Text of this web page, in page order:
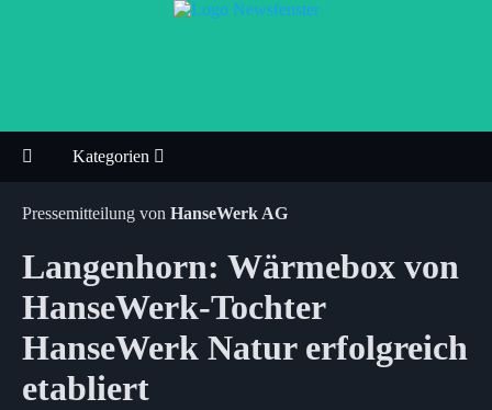
Kategorien
Pressemitteilung von HanseWerk AG
Langenhorn: Wärmebox von
HanseWerk-Tochter
HanseWerk Natur erfolgreich
etabliert